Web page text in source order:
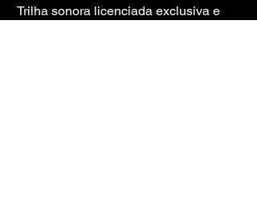
Trilha sonora licenciada exclusiva e